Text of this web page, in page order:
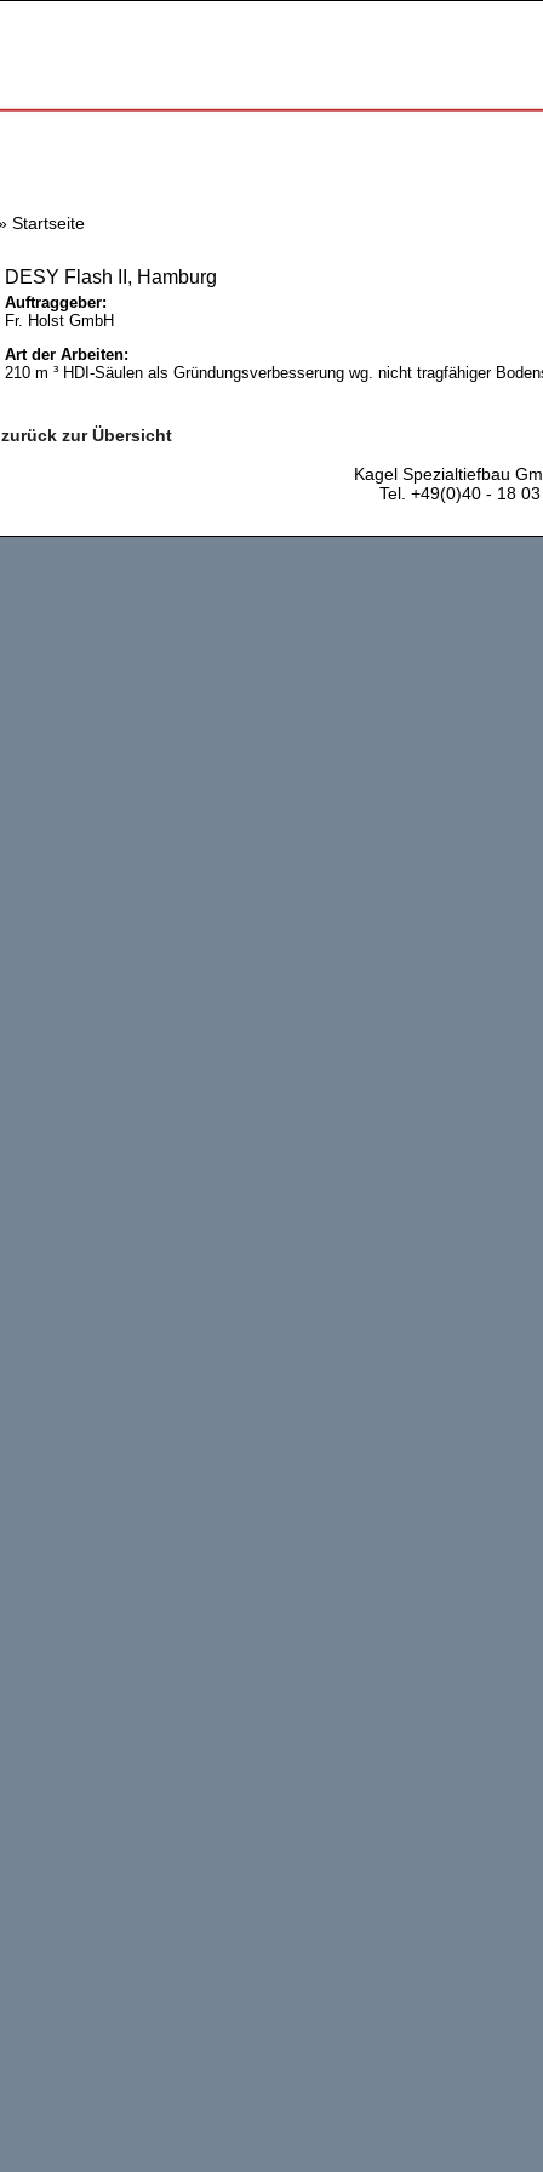
Startseite
DESY Flash II, Hamburg
Auftraggeber:
Fr. Holst GmbH
Art der Arbeiten:
210 m ³ HDI-Säulen als Gründungsverbesserung wg. nicht tragfähiger
zurück zur Übersicht
Kagel Spezialtiefbau
Tel. +49(0)40 - 18